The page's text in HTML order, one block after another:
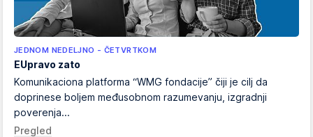
JEDNOM NEDELJNO - ČETVRTKOM
EUpravo zato
Komunikaciona platforma “WMG fondacije” čiji je cilj da
doprinese boljem međusobnom razumevanju, izgradnji
poverenja...
Pregled